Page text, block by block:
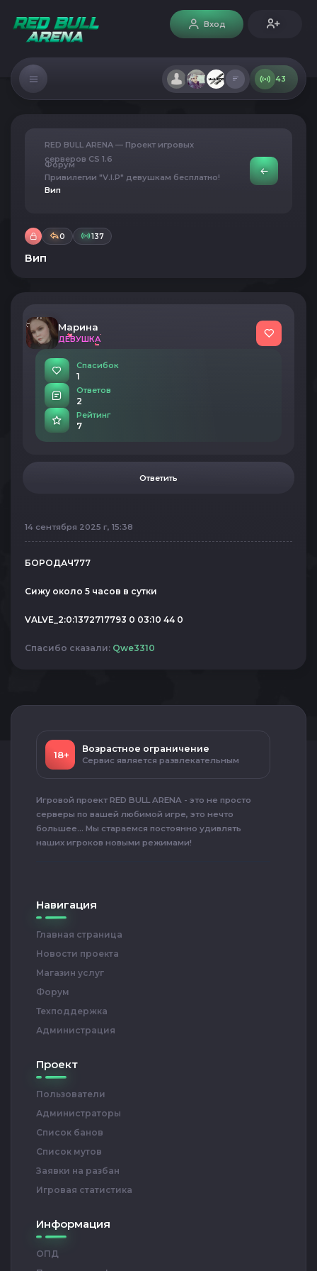
Вход
43
RED BULL ARENA — Проект игровых
серверов CS 1.6
Форум
Привилегии "V.I.P" девушкам бесплатно!
Вип
0 137
Вип
Марина
ДЕВУШКА
Спасибок
1
Ответов
2
Рейтинг
7
Ответить
14 сентября 2025 г, 15:38
БОРОДАЧ777
Сижу около 5 часов в сутки
VALVE_2:0:1372717793 0 03:10 44 0
Спасибо сказали: Qwe3310
18+
Возрастное ограничение
Сервис является развлекательным
Игровой проект RED BULL ARENA - это не просто
серверы по вашей любимой игре, это нечто
большее... Мы стараемся постоянно удивлять
наших игроков новыми режимами!
Навигация
Главная страница
Новости проекта
Магазин услуг
Форум
Техподдержка
Администрация
Проект
Пользователи
Администраторы
Список банов
Список мутов
Заявки на разбан
Игровая статистика
Информация
ОПД